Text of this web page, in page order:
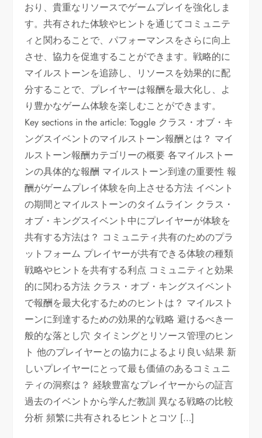
おり、貴重なリソースでゲームプレイを強化しま
す。共有された体験やヒントを通じてコミュニテ
ィと関わることで、パフォーマンスをさらに向上
させ、協力を促進することができます。戦略的に
マイルストーンを追跡し、リソースを効果的に配
分することで、プレイヤーは報酬を最大化し、よ
り豊かなゲーム体験を楽しむことができます。
Key sections in the article: Toggle クラス・オブ・キ
ングスイベントのマイルストーン報酬とは？ マイ
ルストーン報酬カテゴリーの概要 各マイルストー
ンの具体的な報酬 マイルストーン到達の重要性 報
酬がゲームプレイ体験を向上させる方法 イベント
の期間とマイルストーンのタイムライン クラス・
オブ・キングスイベント中にプレイヤーが体験を
共有する方法は？ コミュニティ共有のためのプラ
ットフォーム プレイヤーが共有できる体験の種類
戦略やヒントを共有する利点 コミュニティと効果
的に関わる方法 クラス・オブ・キングスイベント
で報酬を最大化するためのヒントは？ マイルスト
ーンに到達するための効果的な戦略 避けるべき一
般的な落とし穴 タイミングとリソース管理のヒン
ト 他のプレイヤーとの協力によるより良い結果 新
しいプレイヤーにとって最も価値のあるコミュニ
ティの洞察は？ 経験豊富なプレイヤーからの証言
過去のイベントから学んだ教訓 異なる戦略の比較
分析 頻繁に共有されるヒントとコツ […]